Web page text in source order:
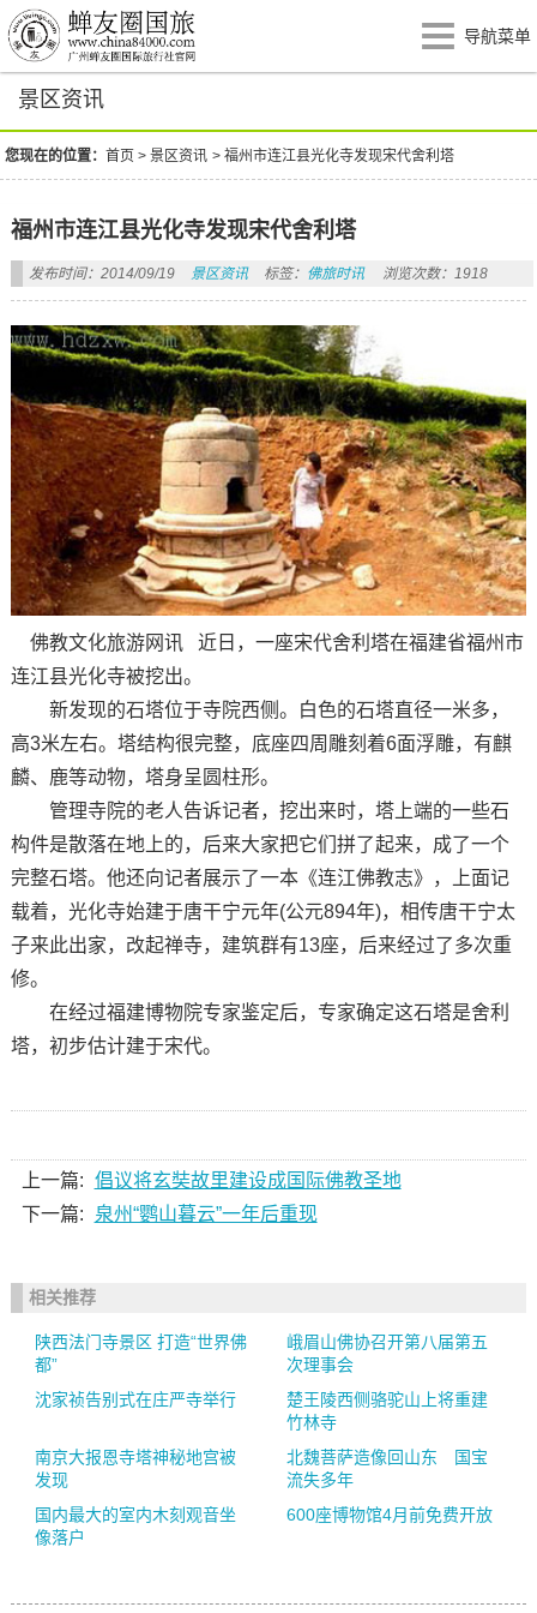
导航菜单
景区资讯
您现在的位置：首页 >景区资讯 >福州市连江县光化寺发现宋代舍利塔
福州市连江县光化寺发现宋代舍利塔
发布时间：2014/09/19 景区资讯 标签： 佛旅时讯 浏览次数：1918
佛教文化旅游网讯 近日，一座宋代舍利塔在福建省福州市
连江县光化寺被挖出。
新发现的石塔位于寺院西侧。白色的石塔直径一米多，
高3米左右。塔结构很完整，底座四周雕刻着6面浮雕，有麒
麟、鹿等动物，塔身呈圆柱形。
管理寺院的老人告诉记者，挖出来时，塔上端的一些石
构件是散落在地上的，后来大家把它们拼了起来，成了一个
完整石塔。他还向记者展示了一本《连江佛教志》，上面记
载着，光化寺始建于唐干宁元年(公元894年)，相传唐干宁太
子来此出家，改起禅寺，建筑群有13座，后来经过了多次重
修。
在经过福建博物院专家鉴定后，专家确定这石塔是舍利
塔，初步估计建于宋代。
上一篇: 倡议将玄奘故里建设成国际佛教圣地
下一篇:
泉州“鹦山暮云”一年后重现
相关推荐
陕西法门寺景区 打造“世界佛
都”
峨眉山佛协召开第八届第五
次理事会
沈家祯告别式在庄严寺举行
楚王陵西侧骆驼山上将重建
竹林寺
南京大报恩寺塔神秘地宫被
发现
北魏菩萨造像回山东 国宝
流失多年
国内最大的室内木刻观音坐
像落户
600座博物馆4月前免费开放